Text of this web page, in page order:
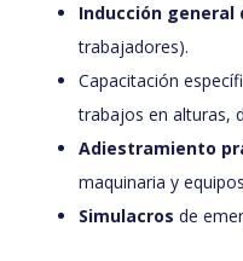
Inducción general
trabajadores).
Capacitación
trabajos en alturas,
Adiestramiento
maquinaria y
Simulacros de